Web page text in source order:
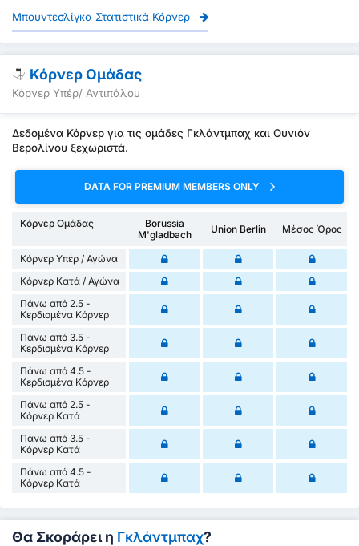
Μπουντεσλίγκα Στατιστικά Κόρνερ
Κόρνερ Ομάδας
Κόρνερ Υπέρ/ Αντιπάλου
Δεδομένα Κόρνερ για τις ομάδες Γκλάντμπαχ και Ουνιόν
Βερολίνου ξεχωριστά.
DATA FOR PREMIUM MEMBERS ONLY
Κόρνερ Ομάδας
Borussia
M'gladbach
Union Berlin Μέσος Όρος
Κόρνερ Υπέρ / Αγώνα
Κόρνερ Κατά / Αγώνα
Πάνω από 2.5 -
Κερδισμένα Κόρνερ
Πάνω από 3.5 -
Κερδισμένα Κόρνερ
Πάνω από 4.5 -
Κερδισμένα Κόρνερ
Πάνω από 2.5 -
Κόρνερ Κατά
Πάνω από 3.5 -
Κόρνερ Κατά
Πάνω από 4.5 -
Κόρνερ Κατά
Θα Σκοράρει η Γκλάντμπαχ?